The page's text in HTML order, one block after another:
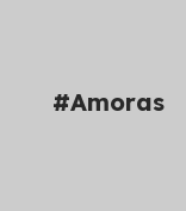
#Amoras